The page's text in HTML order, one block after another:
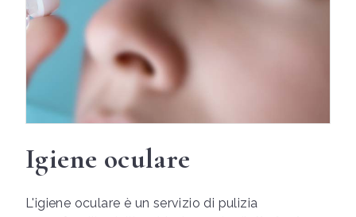
Igiene oculare
L'igiene oculare è un servizio di pulizia